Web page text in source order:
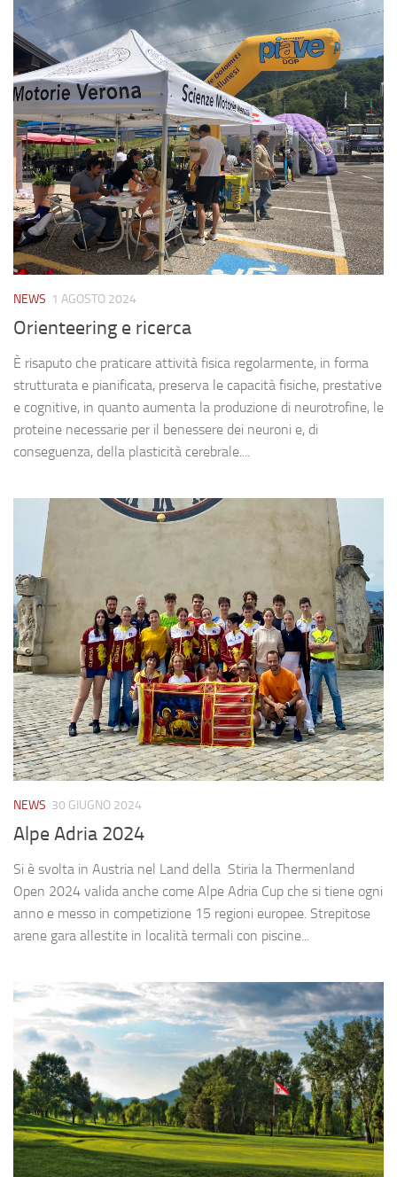
NEWS 1 AGOSTO 2024
Orienteering e ricerca
È risaputo che praticare attività fisica regolarmente, in forma
strutturata e pianificata, preserva le capacità fisiche, prestative
e cognitive, in quanto aumenta la produzione di neurotrofine, le
proteine necessarie per il benessere dei neuroni e, di
conseguenza, della plasticità cerebrale....
NEWS 30 GIUGNO 2024
Alpe Adria 2024
Si è svolta in Austria nel Land della Stiria la Thermenland
Open 2024 valida anche come Alpe Adria Cup che si tiene ogni
anno e messo in competizione 15 regioni europee. Strepitose
arene gara allestite in località termali con piscine...